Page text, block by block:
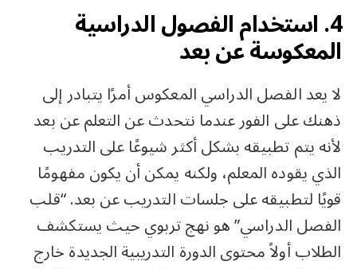
4. استخدام الفصول الدراسية
المعكوسة عن بعد
لا يعد الفصل الدراسي المعكوس أمرًا يتبادر إلى
ذهنك على الفور عندما نتحدث عن التعلم عن بعد
لأنه يتم تطبيقه بشكل أكثر شيوعًا على التدريب
الذي يقوده المعلم، ولكنه يمكن أن يكون مفهومًا
قويًا لتطبيقه على جلسات التدريب عن بعد. “قلب
الفصل الدراسي” هو نهج تربوي حيث يستكشف
الطلاب أولاً محتوى الدورة التدريبية الجديدة خارج